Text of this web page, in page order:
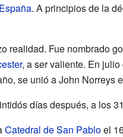
España. A principios de la
realidad. Fue nombrado
, a ser valiente. En
se unió a John Norreys
días después, a los
Catedral de San Pabloel